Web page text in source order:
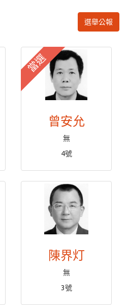
選舉公報
當選
曾安允
無
4號
陳界灯
無
3號